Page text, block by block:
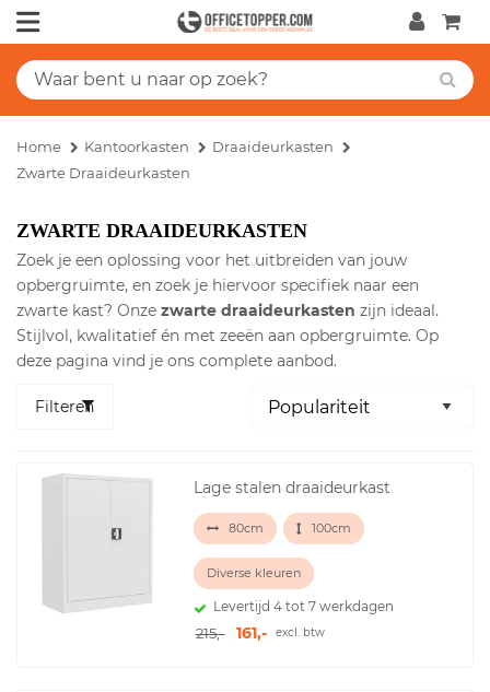
Home Kantoorkasten
Draaideurkasten
Zwarte Draaideurkasten
ZWARTE DRAAIDEURKASTEN
Zoek je een oplossing voor het uitbreiden van jouw
opbergruimte, en zoek je hiervoor specifiek naar een
zwarte kast? Onze zwarte draaideurkasten zijn ideaal.
Stijlvol, kwalitatief én met zeeën aan opbergruimte. Op
deze pagina vind je ons complete aanbod.
Filteren
Lage stalen draaideurkast
80cm 100cm
Diverse kleuren
Levertijd 4 tot 7 werkdagen
215,- 161,- excl. btw